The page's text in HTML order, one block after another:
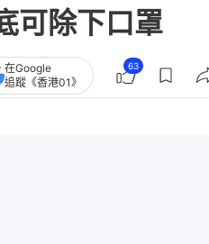
可除下口罩
在Google
追蹤《香港01》
63